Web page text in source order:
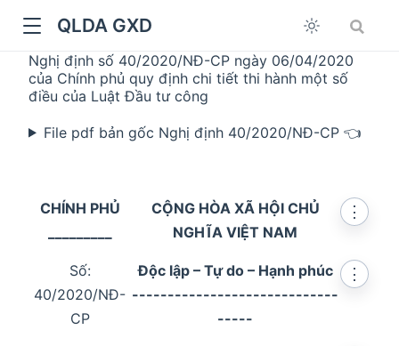
QLDA GXD
Nghị định số 40/2020/NĐ-CP ngày 06/04/2020
của Chính phủ quy định chi tiết thi hành một số
điều của Luật Đầu tư công
File pdf bản gốc Nghị định 40/2020/NĐ-CP 👈
CHÍNH PHỦ
Số:
40/2020/NĐ-
CP
CỘNG HÒA XÃ HỘI CHỦ
NGHĨA VIỆT NAM
⋮
Độc lập – Tự do – Hạnh phúc
-----------------------------
-----
⋮